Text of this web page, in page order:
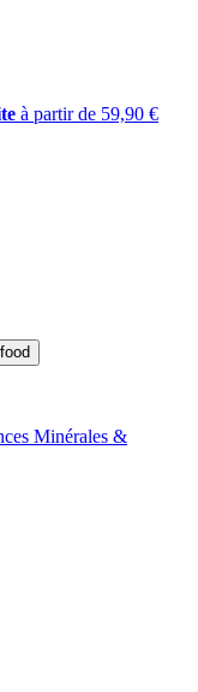
à partir de 59,90 €
Minérales &